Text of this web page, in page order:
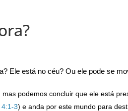
Ele está no céu? Ou ele pode se
podemos concluir que ele está
3) e anda por este mundo para